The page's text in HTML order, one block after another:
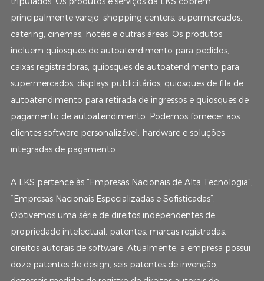
principalmente varejo, shopping centers, supermercados,
catering, cinemas, hotéis e outras áreas. Os produtos
incluem quiosques de autoatendimento para pedidos,
caixas registradoras, quiosques de autoatendimento para
supermercados, displays publicitários, quiosques de fila de
autoatendimento para retirada de ingressos e quiosques de
pagamento de autoatendimento. Podemos fornecer aos
clientes software personalizável, hardware e soluções
integradas de pagamento.
A LKS pertence às “Empresas Nacionais de Alta Tecnologia”,
“Empresas Nacionais Especializadas e Sofisticadas”.
Obtivemos uma série de direitos independentes de
propriedade intelectual, patentes, marcas registradas,
direitos autorais de software. Atualmente, a empresa possui
doze patentes de design, seis patentes de invenção,